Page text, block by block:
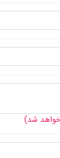
خواهد شد)